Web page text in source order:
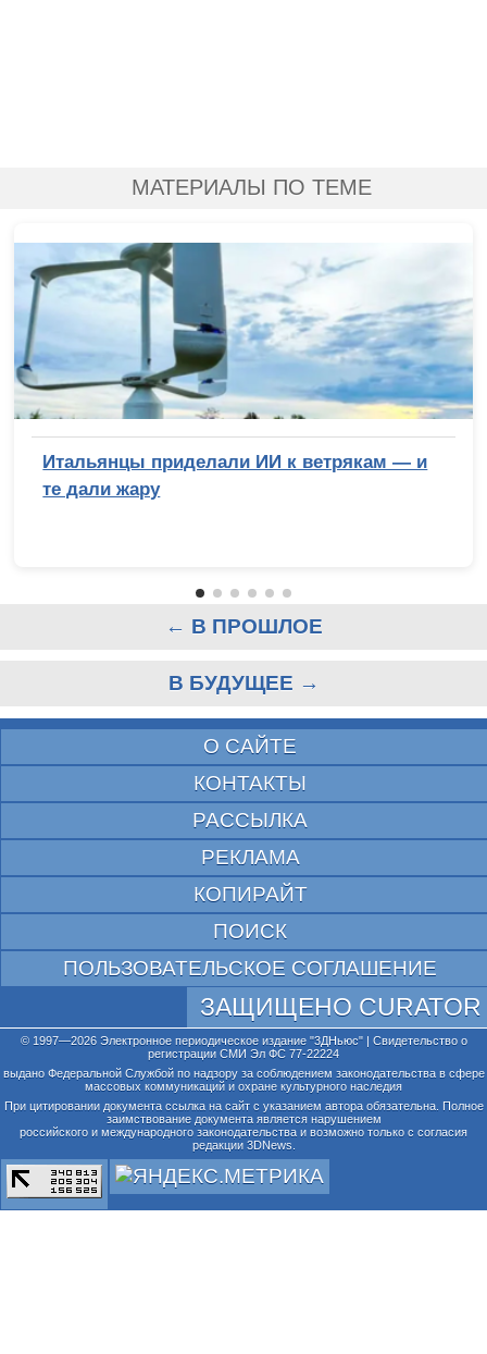
МАТЕРИАЛЫ ПО ТЕМЕ
Итальянцы приделали ИИ к ветрякам — и
те дали жару
← В ПРОШЛОЕ
В БУДУЩЕЕ →
О САЙТЕ
КОНТАКТЫ
РАССЫЛКА
РЕКЛАМА
КОПИРАЙТ
ПОИСК
ПОЛЬЗОВАТЕЛЬСКОЕ СОГЛАШЕНИЕ
ЗАЩИЩЕНО CURATOR
© 1997—2026 Электронное периодическое издание "3ДНьюс" | Свидетельство о
регистрации СМИ Эл ФС 77-22224
выдано Федеральной Службой по надзору за соблюдением законодательства в сфере
массовых коммуникаций и охране культурного наследия
При цитировании документа ссылка на сайт с указанием автора обязательна. Полное
заимствование документа является нарушением
российского и международного законодательства и возможно только с согласия
редакции 3DNews.